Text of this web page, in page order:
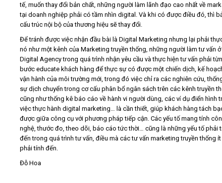
tế, muốn thay đổi bản chất, những người làm lãnh đạo cao nhất về
tại doanh nghiệp phải có tầm nhìn digital. Và khi có được điều đó, thì
cấu trúc nội bộ của thương hiệu sẽ thay đổi.
Để tránh được việc nhận đầu bài là Digital Marketing nhưng lại phải
nó như một kênh của Marketing truyền thống, những người làm tư vấn
Digital Agency trong quá trình nhận yêu cầu và thực hiện tư vấn phải
bước educate khách hàng để thực sự có được một chiến dịch, kế
vận hành của môi trường mới, trong đó việc chỉ ra các nghiên cứu,
sự dịch chuyển trong cơ cấu phân bổ ngân sách trên các kênh truyền
cũng như thống kê báo cáo về hành vi người dùng, các ví dụ điển hình
việc thực hành digital marketing… là cần thiết, giúp khách hàng tách
được giữa công cụ với phương pháp tiếp cận. Các yếu tố mang tính
nghệ, thước đo, theo dõi, báo cáo tức thời… cũng là những yếu tố phải
đến trong quá trình tư vấn, điều mà các tư vấn marketing truyền thống
phải tính đến.
Đỗ Hoa